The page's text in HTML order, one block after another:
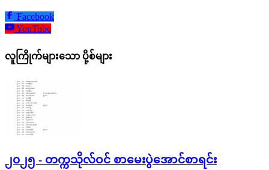
Facebook
YouTube
လူကြိုက်များသော ပို့စ်များ
၂၀၂၅ - တက္ကသိုလ်ဝင် စာမေးပွဲအောင်စာရင်း